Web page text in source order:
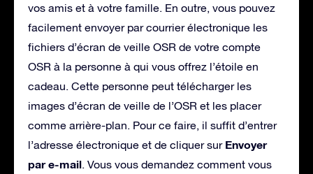
vos amis et à votre famille. En outre, vous pouvez
facilement envoyer par courrier électronique les
fichiers d’écran de veille OSR de votre compte
OSR à la personne à qui vous offrez l’étoile en
cadeau. Cette personne peut télécharger les
images d’écran de veille de l’OSR et les placer
comme arrière-plan. Pour ce faire, il suffit d’entrer
l’adresse électronique et de cliquer sur Envoyer
par e-mail. Vous vous demandez comment vous